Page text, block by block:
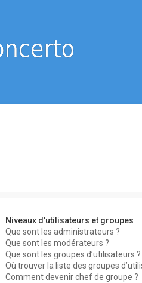
Niveaux d’utilisateurs et groupes
Que sont les administrateurs ?
Que sont les modérateurs ?
Que sont les groupes d’utilisateurs ?
Où trouver la liste des groupes
Comment devenir chef de groupe ?